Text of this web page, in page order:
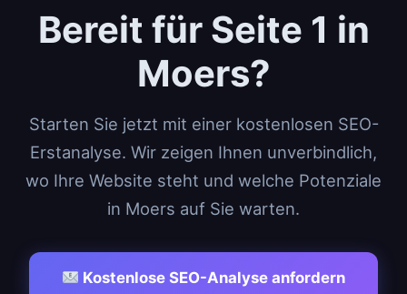
Bereit für Seite 1 in
Moers?
Starten Sie jetzt mit einer kostenlosen SEO-
Erstanalyse. Wir zeigen Ihnen unverbindlich,
wo Ihre Website steht und welche Potenziale
in Moers auf Sie warten.
Kostenlose SEO-Analyse anfordern